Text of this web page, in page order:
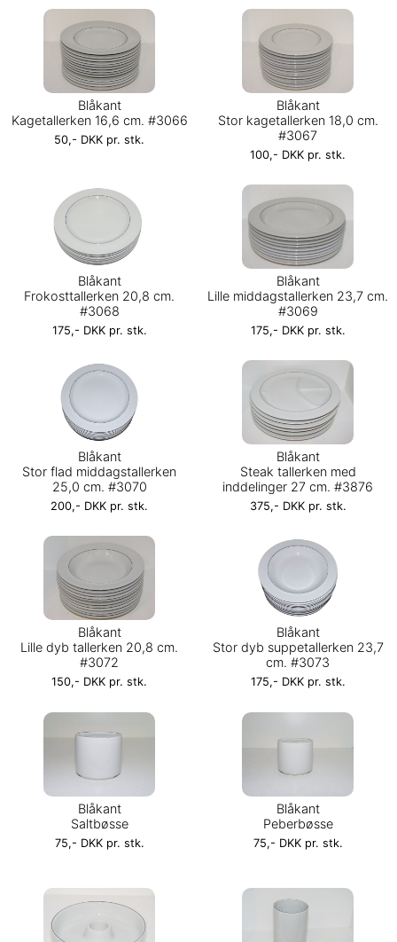
Blåkant
Kagetallerken 16,6 cm. #3066
50,- DKK pr. stk.
Blåkant
Stor kagetallerken 18,0 cm.
#3067
100,- DKK pr. stk.
Blåkant
Frokosttallerken 20,8 cm.
#3068
175,- DKK pr. stk.
Blåkant
Lille middagstallerken 23,7 cm.
#3069
175,- DKK pr. stk.
Blåkant
Stor flad middagstallerken
25,0 cm. #3070
200,- DKK pr. stk.
Blåkant
Steak tallerken med
inddelinger 27 cm. #3876
375,- DKK pr. stk.
Blåkant
Lille dyb tallerken 20,8 cm.
#3072
150,- DKK pr. stk.
Blåkant
Stor dyb suppetallerken 23,7
cm. #3073
175,- DKK pr. stk.
Blåkant
Saltbøsse
75,- DKK pr. stk.
Blåkant
Peberbøsse
75,- DKK pr. stk.